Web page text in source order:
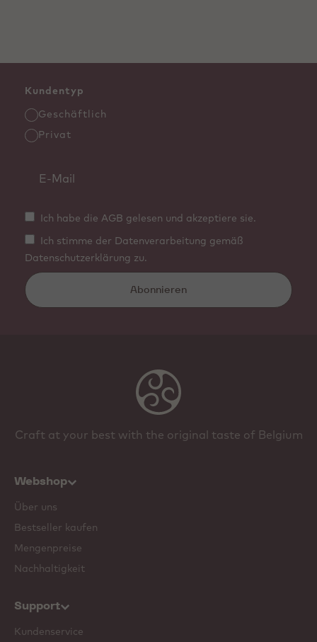
Kundentyp
Geschäftlich
Privat
Ich habe die AGB gelesen und akzeptiere sie.
Ich stimme der Datenverarbeitung gemäß
Datenschutzerklärung zu.
Abonnieren
Craft at your best with the original taste of Belgium
Webshop
Über uns
Bestseller kaufen
Mengenpreise
Nachhaltigkeit
Support
Kundenservice